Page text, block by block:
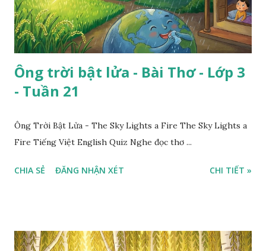
Ông trời bật lửa - Bài Thơ - Lớp 3
- Tuần 21
Ông Trời Bật Lửa - The Sky Lights a Fire The Sky Lights a
Fire Tiếng Việt English Quiz Nghe đọc thơ ...
CHIA SẺ ĐĂNG NHẬN XÉT CHI TIẾT »